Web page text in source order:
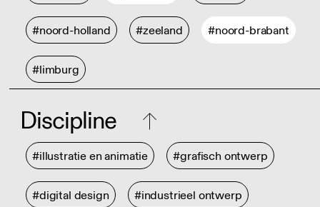
#noord-holland #zeeland #noord-brabant
#limburg
Discipline
#illustratie en animatie #grafisch ontwerp
#digital design #industrieel ontwerp